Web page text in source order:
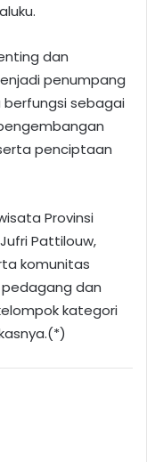
dan
penumpang
berfungsi sebagai
penciptaan
Provinsi
Pattilouw,
komunitas
pedagang dan
kategori